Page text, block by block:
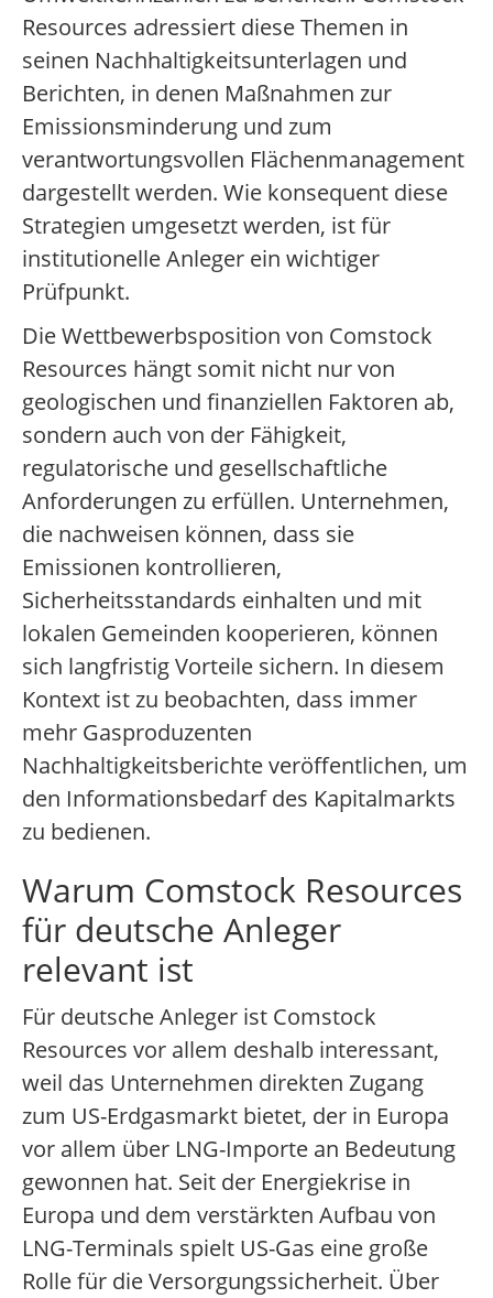
Resources adressiert diese Themen in
seinen Nachhaltigkeitsunterlagen und
Berichten, in denen Maßnahmen zur
Emissionsminderung und zum
verantwortungsvollen Flächenmanagement
dargestellt werden. Wie konsequent diese
Strategien umgesetzt werden, ist für
institutionelle Anleger ein wichtiger
Prüfpunkt.
Die Wettbewerbsposition von Comstock
Resources hängt somit nicht nur von
geologischen und finanziellen Faktoren ab,
sondern auch von der Fähigkeit,
regulatorische und gesellschaftliche
Anforderungen zu erfüllen. Unternehmen,
die nachweisen können, dass sie
Emissionen kontrollieren,
Sicherheitsstandards einhalten und mit
lokalen Gemeinden kooperieren, können
sich langfristig Vorteile sichern. In diesem
Kontext ist zu beobachten, dass immer
mehr Gasproduzenten
Nachhaltigkeitsberichte veröffentlichen, um
den Informationsbedarf des Kapitalmarkts
zu bedienen.
Warum Comstock Resources
für deutsche Anleger
relevant ist
Für deutsche Anleger ist Comstock
Resources vor allem deshalb interessant,
weil das Unternehmen direkten Zugang
zum US-Erdgasmarkt bietet, der in Europa
vor allem über LNG-Importe an Bedeutung
gewonnen hat. Seit der Energiekrise in
Europa und dem verstärkten Aufbau von
LNG-Terminals spielt US-Gas eine große
Rolle für die Versorgungssicherheit. Über